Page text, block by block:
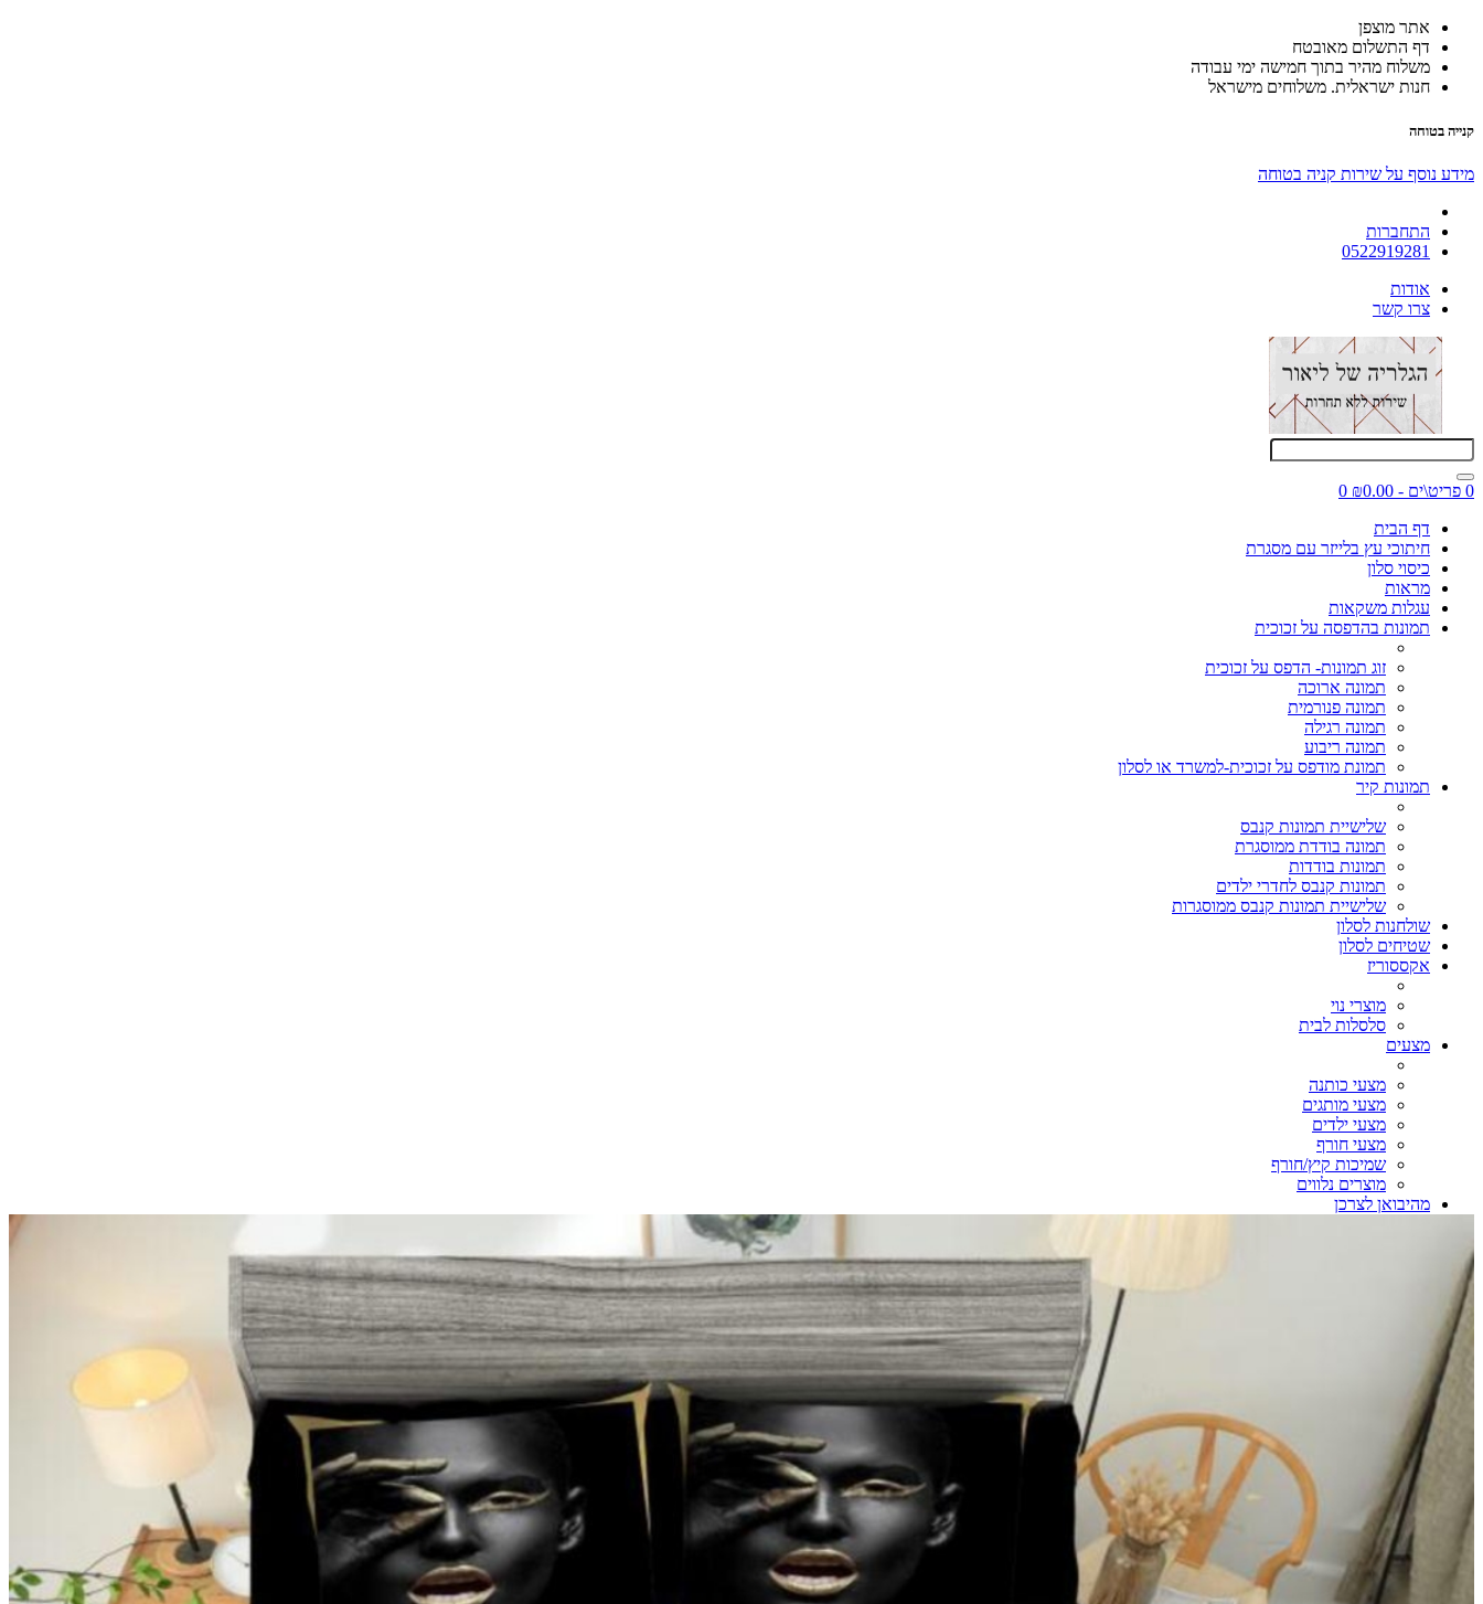
אתר מוצפן
דף התשלום מאובטח
משלוח מהיר בתוך חמישה ימי עבודה
חנות ישראלית. משלוחים מישראל
קנייה בטוחה
מידע נוסף על שירות קניה בטוחה
התחברות
0522919281
אודות
צרו קשר
0 פריט\ים - ₪0.00
0
דף הבית
חיתוכי עץ בלייזר עם מסגרת
כיסוי סלון
מראות
עגלות משקאות
תמונות בהדפסה על זכוכית
זוג תמונות- הדפס על זכוכית
תמונה ארוכה
תמונה פנורמית
תמונה רגילה
תמונה ריבוע
תמונת מודפס על זכוכית-למשרד או לסלון
תמונות קיר
שלישיית תמונות קנבס
תמונה בודדת ממוסגרת
תמונות בודדות
תמונות קנבס לחדרי ילדים
שלישיית תמונות קנבס ממוסגרות
שולחנות לסלון
שטיחים לסלון
אקססוריז
מוצרי נוי
סלסלות לבית
מצעים
מצעי כותנה
מצעי מותגים
מצעי ילדים
מצעי חורף
שמיכות קיץ/חורף
מוצרים נלווים
מהיבואן לצרכן